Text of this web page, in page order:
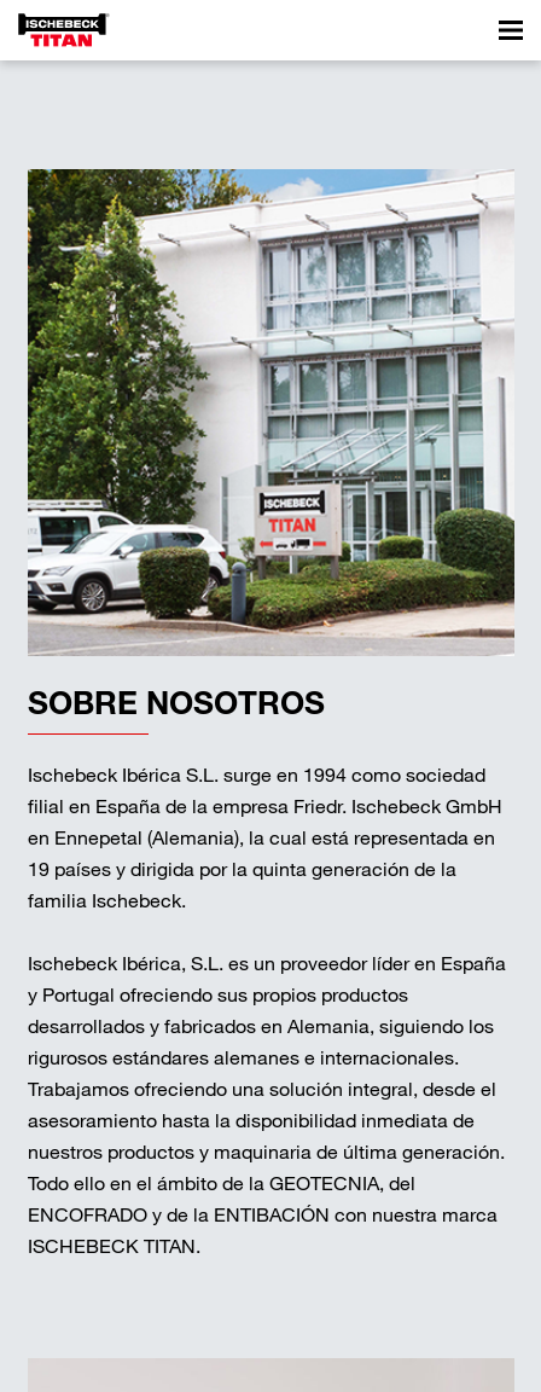
SOBRE NOSOTROS
Ischebeck Ibérica S.L. surge en 1994 como sociedad
filial en España de la empresa Friedr. Ischebeck GmbH
en Ennepetal (Alemania), la cual está representada en
19 países y dirigida por la quinta generación de la
familia Ischebeck.
Ischebeck Ibérica, S.L. es un proveedor líder en España
y Portugal ofreciendo sus propios productos
desarrollados y fabricados en Alemania, siguiendo los
rigurosos estándares alemanes e internacionales.
Trabajamos ofreciendo una solución integral, desde el
asesoramiento hasta la disponibilidad inmediata de
nuestros productos y maquinaria de última generación.
Todo ello en el ámbito de la GEOTECNIA, del
ENCOFRADO y de la ENTIBACIÓN con nuestra marca
ISCHEBECK TITAN.